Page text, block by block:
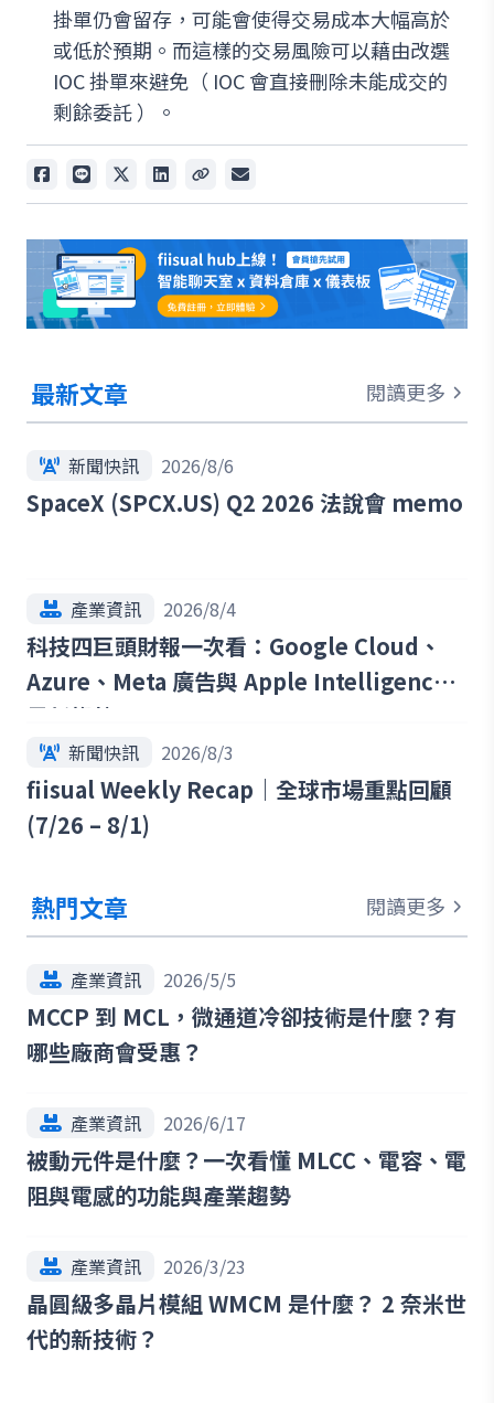
掛單仍會留存，可能會使得交易成本大幅高於
或低於預期。而這樣的交易風險可以藉由改選
IOC 掛單來避免（ IOC 會直接刪除未能成交的
剩餘委託 ）。
最新文章 閱讀更多
新聞快訊 2026/8/6
SpaceX (SPCX.US) Q2 2026 法說會 memo
產業資訊 2026/8/4
科技四巨頭財報一次看：Google Cloud、
Azure、Meta 廣告與 Apple Intelligence
最新趨勢
新聞快訊 2026/8/3
fiisual Weekly Recap｜全球市場重點回顧
(7/26 – 8/1)
熱門文章 閱讀更多
產業資訊 2026/5/5
MCCP 到 MCL，微通道冷卻技術是什麼？有
哪些廠商會受惠？
產業資訊 2026/6/17
被動元件是什麼？一次看懂 MLCC、電容、電
阻與電感的功能與產業趨勢
產業資訊 2026/3/23
晶圓級多晶片模組 WMCM 是什麼？ 2 奈米世
代的新技術？